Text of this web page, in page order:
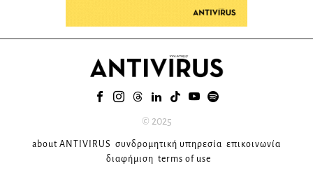
© 2025
about ANTIVIRUS συνδρομητική υπηρεσία επικοινωνία
διαφήμιση terms of use